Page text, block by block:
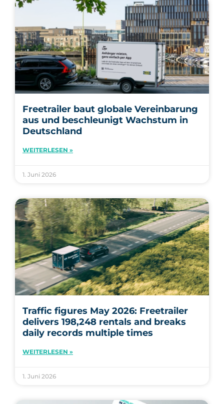
Freetrailer baut globale Vereinbarung
aus und beschleunigt Wachstum in
Deutschland
WEITERLESEN »
1. Juni 2026
Traffic figures May 2026: Freetrailer
delivers 198,248 rentals and breaks
daily records multiple times
WEITERLESEN »
1. Juni 2026